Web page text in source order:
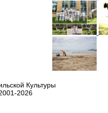
Культуры
2026